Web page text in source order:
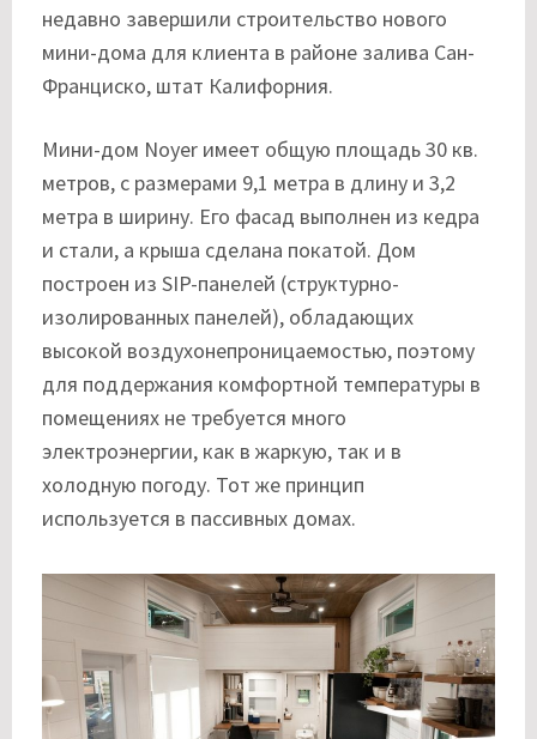
недавно завершили строительство нового
мини-дома для клиента в районе залива Сан-
Франциско, штат Калифорния.
Мини-дом Noyer имеет общую площадь 30 кв.
метров, с размерами 9,1 метра в длину и 3,2
метра в ширину. Его фасад выполнен из кедра
и стали, а крыша сделана покатой. Дом
построен из SIP-панелей (структурно-
изолированных панелей), обладающих
высокой воздухонепроницаемостью, поэтому
для поддержания комфортной температуры в
помещениях не требуется много
электроэнергии, как в жаркую, так и в
холодную погоду. Тот же принцип
используется в пассивных домах.